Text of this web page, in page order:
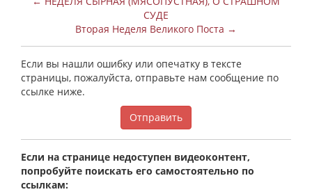
СУДЕ
Вторая Неделя Великого Поста →
Если вы нашли ошибку или опечатку в тексте
страницы, пожалуйста, отправьте нам сообщение по
ссылке ниже.
Отправить
Если на странице недоступен видеоконтент,
попробуйте поискать его самостоятельно по
ссылкам: